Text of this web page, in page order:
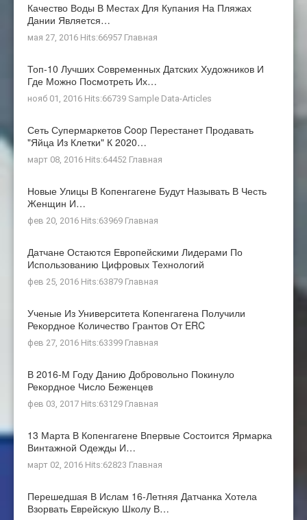
Качество Воды В Местах Для Купания На Пляжах
Дании Является…
мая 27, 2016 Hits:66957 Главная
Топ-10 Лучших Современных Датских Художников И
Где Можно Посмотреть Их…
нояб 01, 2016 Hits:66739 Sample Data-Articles
Сеть Супермаркетов Coop Перестанет Продавать
"яйца Из Клетки" К 2020…
март 08, 2016 Hits:64452 Главная
Новые Улицы В Копенгагене Будут Называть В Честь
Женщин И…
фев 20, 2016 Hits:63969 Главная
Датчане Остаются Европейскими Лидерами По
Использованию Цифровых Технологий
фев 25, 2016 Hits:63879 Главная
Ученые Из Университета Копенгагена Получили
Рекордное Количество Грантов От ERC
фев 27, 2016 Hits:63399 Главная
В 2016-М Году Данию Добровольно Покинуло
Рекордное Число Беженцев
фев 03, 2017 Hits:63129 Главная
13 Марта В Копенгагене Впервые Состоится Ярмарка
Винтажной Одежды И…
март 02, 2016 Hits:62823 Главная
Перешедшая В Ислам 16-Летняя Датчанка Хотела
Взорвать Еврейскую Школу В…